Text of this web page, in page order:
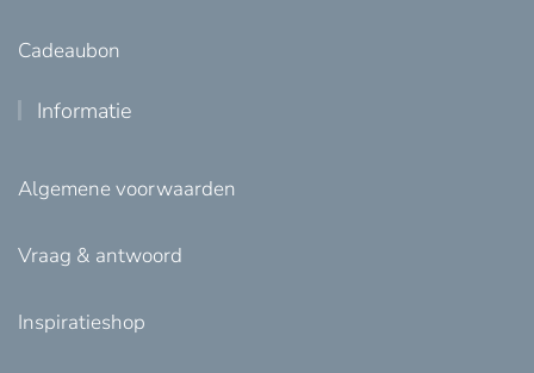
Cadeaubon
Informatie
Algemene voorwaarden
Vraag & antwoord
Inspiratieshop